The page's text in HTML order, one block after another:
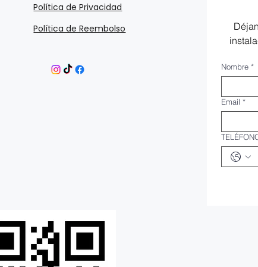
Política de Privacidad
Política de Reembolso
Nombre *
Email *